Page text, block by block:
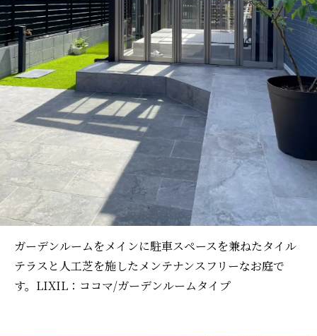
ガーデンルームをメインに駐車スペースを兼ねたタイル
テラスと人工芝を施したメンテナンスフリーなお庭で
す。LIXIL：ココマ/ガーデンルームタイプ